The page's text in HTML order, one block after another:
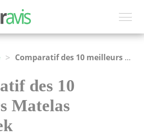
> Comparatif des 10 meilleurs Matelas Finlandek
des 10
Matelas